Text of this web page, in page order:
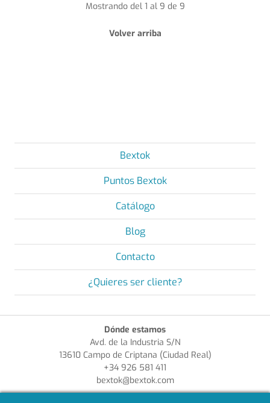
Mostrando del 1 al 9 de 9
Volver arriba
Bextok
Puntos Bextok
Catálogo
Blog
Contacto
¿Quieres ser cliente?
Dónde estamos
Avd. de la Industria S/N
13610 Campo de Criptana (Ciudad Real)
+34 926 581 411
bextok@bextok.com